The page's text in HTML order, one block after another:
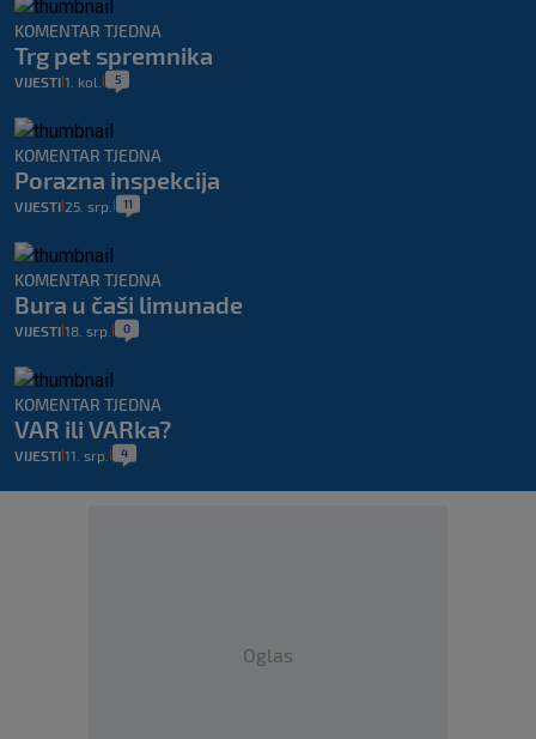
KOMENTAR TJEDNA
Trg pet spremnika
VIJESTI 1. kol. 5
KOMENTAR TJEDNA
Porazna inspekcija
VIJESTI 25. srp. 11
KOMENTAR TJEDNA
Bura u čaši limunade
VIJESTI 18. srp. 0
KOMENTAR TJEDNA
VAR ili VARka?
VIJESTI 11. srp. 4
Oglas